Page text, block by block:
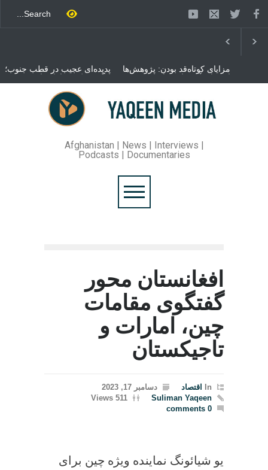
پدیده‌ای عجیب در قطب جنوب؛
پنگوئنی که هزاران بار در روز
می‌خوابد
مزایای کوتاه‌قد بودن: پژوهش‌ها
از فواید آن برای سلامتی
می‌گویند
محمدباقر قالیباف، رئیس
مجلس ایران، با انتقاد تند از
سیاست‌های دونالد ترمپ اعلام
کرد که واشنگتن تلاش دارد با
روند گفتگوها را از مسیر
مذاکره به سمت تسلیم سوق
دهد.
Afghanistan | News | Interviews |
Podcasts | Documentaries
افغانستان محور
گفتگوی مقامات
چین، امارات و
تاجیکستان
In اقتصاد
دسامبر 17, 2023
Suliman Yaqeen
511 Views
0 comments
یو شیائونگ نماینده ویژه چین برای